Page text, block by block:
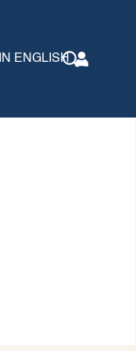
IN ENGLISH